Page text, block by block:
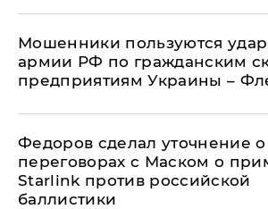
Мошенники пользуются
армии РФ по гражданским
предприятиям Украины –
Федоров сделал уточнение о
переговорах с Маском о
Starlink против российской
баллистики